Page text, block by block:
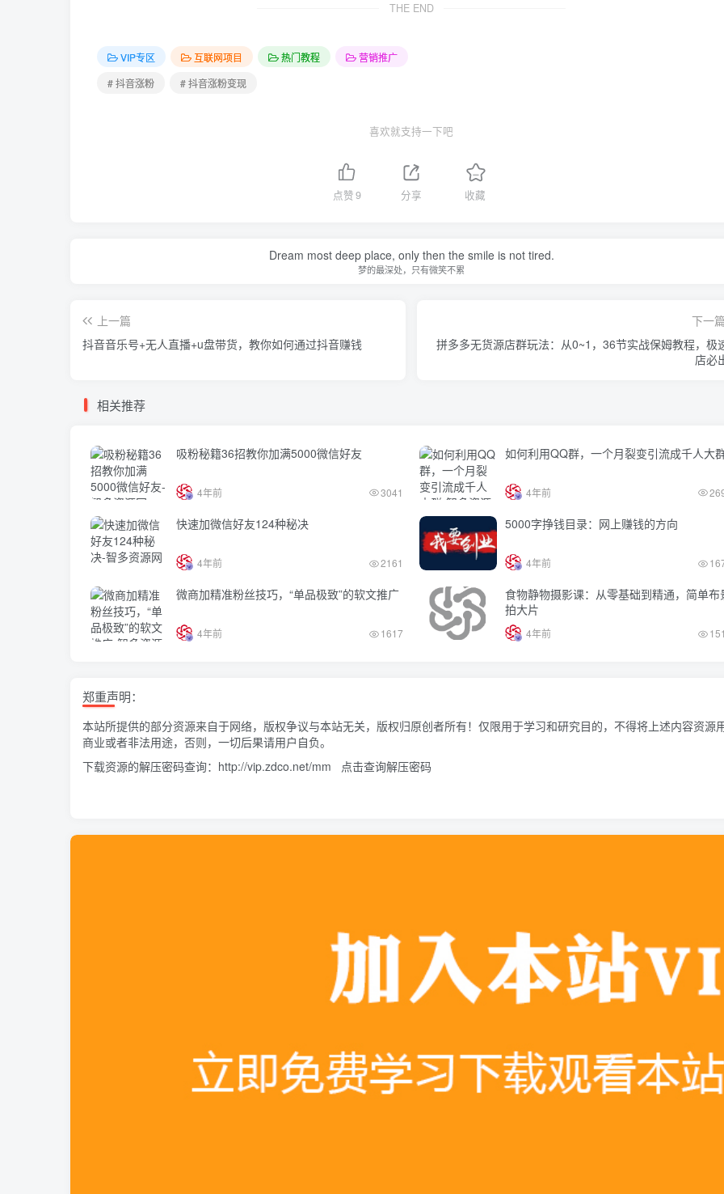
THE END
VIP专区 互联网项目 热门教程
营销推广
# 抖音涨粉
# 抖音涨粉变现
喜欢就支持一下吧
点赞9 分享 收藏
Dream most deep place, only then the smile is not tired.
梦的最深处，只有微笑不累
上一篇
抖音音乐号+无人直播+u盘带货，教你如何通过抖音赚钱
下一篇
拼多多无货源店群玩法：从0~1，36节实战保姆教程，​极
店必
相关推荐
吸粉秘籍36招教你加满5000微信好友
4年前 3041
如何利用QQ群，一个月裂变引流成千人大
4年前
快速加微信好友124种秘决
4年前 2161
5000字挣钱目录：网上赚钱的方向
4年前
微商加精准粉丝技巧，“单品极致”的软文推广
4年前 1617
食物静物摄影课：从零基础到精通，简单布
拍大片
4年前
郑重声明：
本站所提供的部分资源来自于网络，版权争议与本站无关，版权归原创者所有！仅限用于学习和研究目的，不得将上述内容资源
商业或者非法用途，否则，一切后果请用户自负。
下载资源的解压密码查询： http://vip.zdco.net/mm 点击查询解压密码